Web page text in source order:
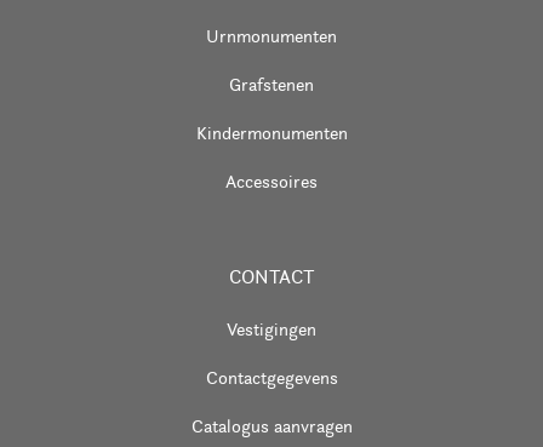
Urnmonumenten
Grafstenen
Kindermonumenten
Accessoires
CONTACT
Vestigingen
Contactgegevens
Catalogus aanvragen